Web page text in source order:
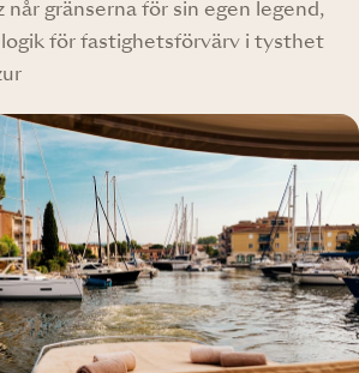
når gränserna för sin egen legend,
för fastighetsförvärv i tysthet